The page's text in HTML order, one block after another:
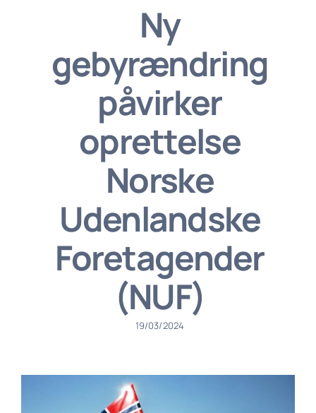
Ny
gebyrændring
påvirker
oprettelse
Norske
Udenlandske
Foretagender
(NUF)
19/03/2024